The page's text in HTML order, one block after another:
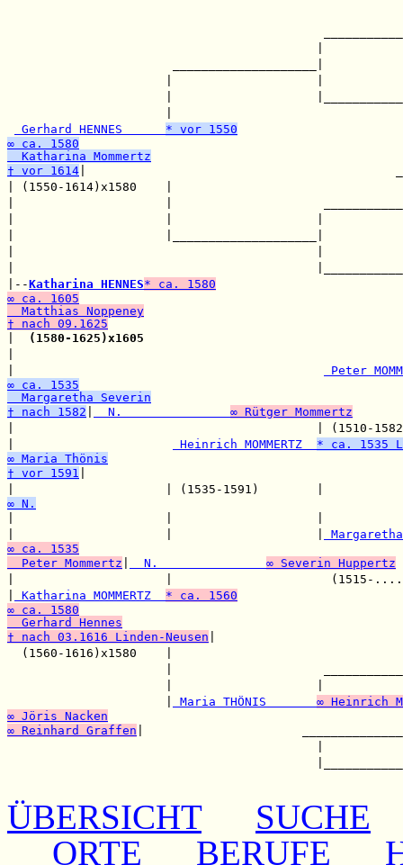
Gerhard HENNES * vor 1550
∞ ca. 1580
Katharina Mommertz
† vor 1614
| (1550-1614)x1580    |
|--Katharina HENNES* ca. 1580
∞ ca. 1605
Matthias Noppeney
† nach 09.1625
(1580-1625)x1605
Peter
∞ ca. 1535
Margaretha Severin
† nach 1582
  N.
∞ Rütger Mommertz
|                                          |
Heinrich MOMMERTZ * ca. 1535
∞ Maria Thönis
† vor 1591
|                     | (1535-
∞ N.
∞ ca. 1535
Peter Mommertz
  N.
∞ Severin Huppertz
|                     |
Katharina MOMMERTZ * ca. 1560
∞ ca. 1580
Gerhard Hennes
† nach 03.1616 Linden-Neusen
(1560-1616)x1580    |
Maria THÖNIS ∞ Heinrich
∞ Jöris Nacken
∞ Reinhard Graffen
ÜBERSICHT
SUCHE
ORTE
BERUFE